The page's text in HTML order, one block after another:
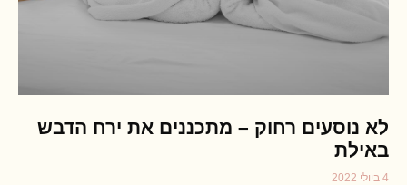
לא נוסעים רחוק – מתכננים את ירח הדבש
באילת
4 ביולי 2022